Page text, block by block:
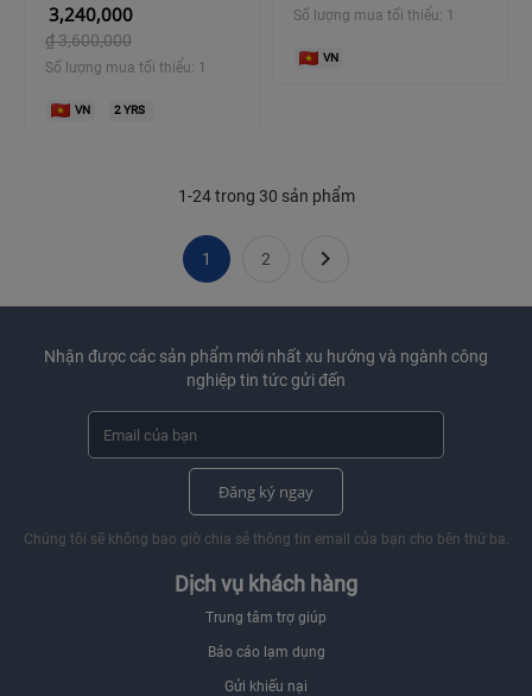
3,240,000
₫3,600,000
Số lượng mua tối thiểu: 1
VN 2YRS
Số lượng mua tối thiểu: 1
VN
1-24 trong 30 sản phẩm
1 2 
Nhận được các sản phẩm mới nhất xu hướng và ngành công
nghiệp tin tức gửi đến
Đăng ký ngay
Chúng tôi sẽ không bao giờ chia sẻ thông tin email của bạn cho bên thứ ba.
Dịch vụ khách hàng
Trung tâm trợ giúp
Báo cáo lạm dụng
Gửi khiếu nại